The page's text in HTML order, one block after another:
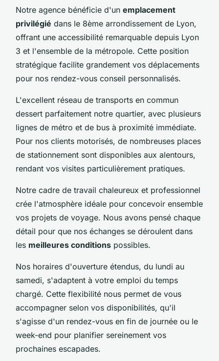
Notre agence bénéficie d'un emplacement
privilégié dans le 8ème arrondissement de Lyon,
offrant une accessibilité remarquable depuis Lyon
3 et l'ensemble de la métropole. Cette position
stratégique facilite grandement vos déplacements
pour nos rendez-vous conseil personnalisés.
L'excellent réseau de transports en commun
dessert parfaitement notre quartier, avec plusieurs
lignes de métro et de bus à proximité immédiate.
Pour nos clients motorisés, de nombreuses places
de stationnement sont disponibles aux alentours,
rendant vos visites particulièrement pratiques.
Notre cadre de travail chaleureux et professionnel
crée l'atmosphère idéale pour concevoir ensemble
vos projets de voyage. Nous avons pensé chaque
détail pour que nos échanges se déroulent dans
les meilleures conditions possibles.
Nos horaires d'ouverture étendus, du lundi au
samedi, s'adaptent à votre emploi du temps
chargé. Cette flexibilité nous permet de vous
accompagner selon vos disponibilités, qu'il
s'agisse d'un rendez-vous en fin de journée ou le
week-end pour planifier sereinement vos
prochaines escapades.